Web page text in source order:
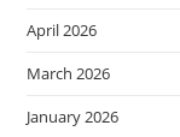
April 2026
March 2026
January 2026